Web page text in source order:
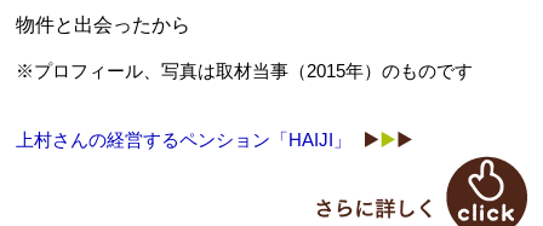
物件と出会ったから
※プロフィール、写真は取材当事（2015年）のものです
上村さんの経営するペンション「HAIJI」